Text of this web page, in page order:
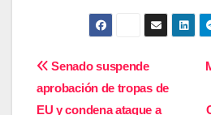
Navegación
de
Senado suspende
aprobación de tropas de
EU y condena ataque a